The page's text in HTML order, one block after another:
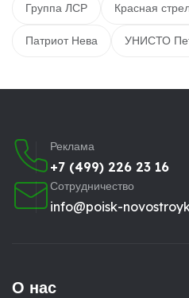
Группа ЛСР Красная
Патриот Нева УНИСТО
Реклама
+7 (499) 226 23 16
Сотрудничество
info@poisk-
О нас